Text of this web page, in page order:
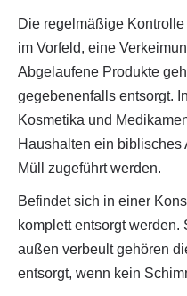
Die regelmäßige
im Vorfeld, eine
Abgelaufene Produkte
gegebenenfalls entsorgt.
Kosmetika und
Haushalten ein biblisches
Müll zugeführt werden.
Befindet sich in einer
komplett entsorgt
außen verbeult gehören
entsorgt, wenn kein